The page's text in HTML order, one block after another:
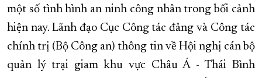
một số tình hình an ninh công nhân trong bối cảnh
hiện nay. Lãnh đạo Cục Công tác đảng và Công tác
chính trị (Bộ Công an) thông tin về Hội nghị cán bộ
quản lý trại giam khu vực Châu Á - Thái Bình